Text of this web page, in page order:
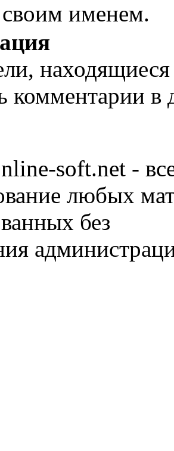
именем.
комментарии в
soft.net -
любых
без